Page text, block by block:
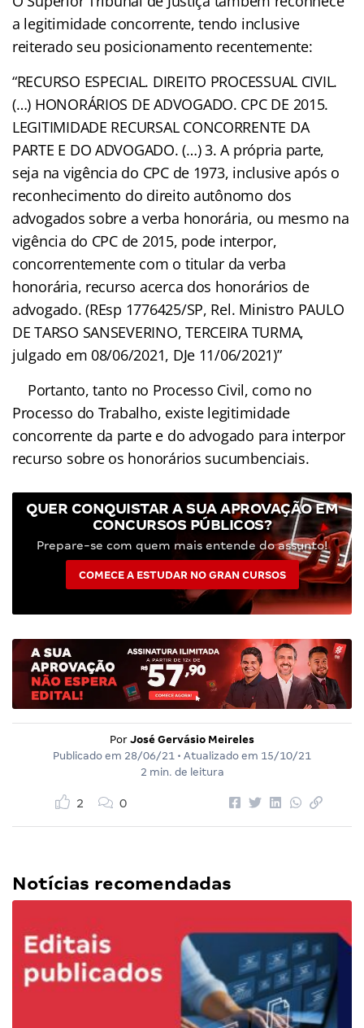
a legitimidade concorrente, tendo inclusive
reiterado seu posicionamento recentemente:
“RECURSO ESPECIAL. DIREITO PROCESSUAL CIVIL.
(…) HONORÁRIOS DE ADVOGADO. CPC DE 2015.
LEGITIMIDADE RECURSAL CONCORRENTE DA
PARTE E DO ADVOGADO. (…) 3. A própria parte,
seja na vigência do CPC de 1973, inclusive após o
reconhecimento do direito autônomo dos
advogados sobre a verba honorária, ou mesmo na
vigência do CPC de 2015, pode interpor,
concorrentemente com o titular da verba
honorária, recurso acerca dos honorários de
advogado. (REsp 1776425/SP, Rel. Ministro PAULO
DE TARSO SANSEVERINO, TERCEIRA TURMA,
julgado em 08/06/2021, DJe 11/06/2021)”
Portanto, tanto no Processo Civil, como no
Processo do Trabalho, existe legitimidade
concorrente da parte e do advogado para interpor
recurso sobre os honorários sucumbenciais.
QUER CONQUISTAR A SUA APROVAÇÃO EM
CONCURSOS PÚBLICOS?
Prepare-se com quem mais entende do assunto!
COMECE A ESTUDAR NO GRAN CURSOS
Por José Gervásio Meireles
Publicado em 28/06/21 • Atualizado em 15/10/21
2 min. de leitura
2 0
Notícias recomendadas